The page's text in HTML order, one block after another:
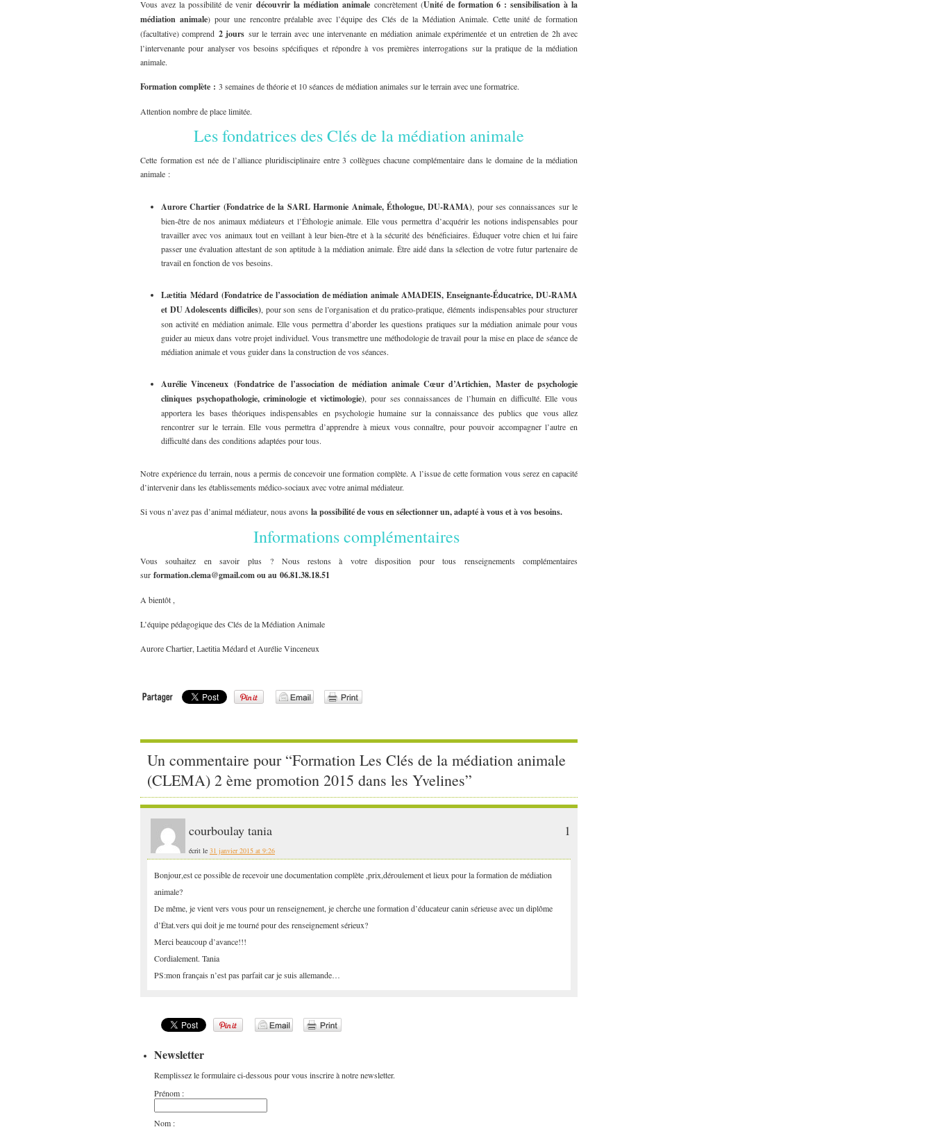
Vous avez la possibilité de venirdécouvrir la médiation animale concrètement (Unité de formation 6 : sensibilisation à la
médiation animale) pour une rencontre préalable avec l’équipe des Clés de la Médiation Animale. Cette unité de formation
(facultative) comprend 2 jours sur le terrain avec une intervenante en médiation animale expérimentée et un entretien de 2h avec
l’intervenante pour analyser vos besoins spécifiques et répondre à vos premières interrogations sur la pratique de la médiation
animale.
Formation complète : 3 semaines de théorie et 10 séances de médiation animales sur le terrain avec une formatrice.
Attention nombre de place limitée.
Les fondatrices des Clés de la médiation animale
Cette formation est née de l’alliance pluridisciplinaire entre 3 collègues chacune complémentaire dans le domaine de la médiation
animale :
Aurore Chartier (Fondatrice de la SARL Harmonie Animale, Éthologue, DU-RAMA), pour ses connaissances sur le
bien-être de nos animaux médiateurs et l’Éthologie animale. Elle vous permettra d’acquérir les notions indispensables pour
travailler avec vos animaux tout en veillant à leur bien-être et à la sécurité des bénéficiaires. Éduquer votre chien et lui faire
passer une évaluation attestant de son aptitude à la médiation animale. Être aidé dans la sélection de votre futur partenaire de
travail en fonction de vos besoins.
Lætitia Médard (Fondatrice de l’association de médiation animale AMADEIS, Enseignante-Éducatrice, DU-RAMA
et DU Adolescents difficiles), pour son sens de l’organisation et du pratico-pratique, éléments indispensables pour structurer
son activité en médiation animale. Elle vous permettra d’aborder les questions pratiques sur la médiation animale pour vous
guider au mieux dans votre projet individuel. Vous transmettre une méthodologie de travail pour la mise en place de séance de
médiation animale et vous guider dans la construction de vos séances.
Aurélie Vinceneux (Fondatrice de l’association de médiation animale Cœur d’Artichien, Master de psychologie
cliniques psychopathologie, criminologie et victimologie), pour ses connaissances de l’humain en difficulté. Elle vous
apportera les bases théoriques indispensables en psychologie humaine sur la connaissance des publics que vous allez
rencontrer sur le terrain. Elle vous permettra d’apprendre à mieux vous connaître, pour pouvoir accompagner l’autre en
difficulté dans des conditions adaptées pour tous.
Notre expérience du terrain, nous a permis de concevoir une formation complète. A l’issue de cette formation vous serez en capacité
d’intervenir dans les établissements médico-sociaux avec votre animal médiateur.
Si vous n’avez pas d’animal médiateur, nous avons la possibilité de vous en sélectionner un, adapté à vous et à vos besoins.
Informations complémentaires
Vous souhaitez en savoir plus ? Nous restons à votre disposition pour tous renseignements complémentaires
sur formation.clema@gmail.com ou au 06.81.38.18.51
A bientôt ,
L’équipe pédagogique des Clés de la Médiation Animale
Aurore Chartier, Laetitia Médard et Aurélie Vinceneux
Un commentaire pour “Formation Les Clés de la médiation animale
(CLEMA) 2 ème promotion 2015 dans les Yvelines”
1
courboulay tania
écrit le 31 janvier 2015 at 9:26
Bonjour,est ce possible de recevoir une documentation complète ,prix,déroulement et lieux pour la formation de médiation
animale?
De même, je vient vers vous pour un renseignement, je cherche une formation d’éducateur canin sérieuse avec un diplôme
d’État.vers qui doit je me tourné pour des renseignement sérieux?
Merci beaucoup d’avance!!!
Cordialement. Tania
PS:mon français n’est pas parfait car je suis allemande…
Newsletter
Remplissez le formulaire ci-dessous pour vous inscrire à notre newsletter.
Prénom :
Nom :